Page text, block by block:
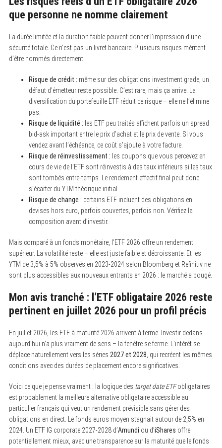
que personne ne nomme clairement
La durée limitée et la duration faible peuvent donner l’impression d’une
sécurité totale. Ce n’est pas un livret bancaire. Plusieurs risques méritent
d’être nommés directement.
Risque de crédit : même sur des obligations investment grade, un
défaut d’émetteur reste possible. C’est rare, mais ça arrive. La
diversification du portefeuille ETF réduit ce risque – elle ne l’élimine
pas.
Risque de liquidité : les ETF peu traités affichent parfois un spread
bid-ask important entre le prix d’achat et le prix de vente. Si vous
vendez avant l’échéance, ce coût s’ajoute à votre facture.
Risque de réinvestissement : les coupons que vous percevez en
cours de vie de l’ETF sont réinvestis à des taux inférieurs si les taux
sont tombés entre-temps. Le rendement effectif final peut donc
s’écarter du YTM théorique initial.
Risque de change : certains ETF incluent des obligations en
devises hors euro, parfois couvertes, parfois non. Vérifiez la
composition avant d’investir.
Mais comparé à un fonds monétaire, l’ETF 2026 offre un rendement
supérieur. La volatilité reste – elle est juste faible et décroissante. Et les
YTM de 3,5% à 5% observés en 2023-2024 selon Bloomberg et Refinitiv ne
sont plus accessibles aux nouveaux entrants en 2026 : le marché a bougé.
Mon avis tranché : l’ETF obligataire 2026 reste
pertinent en juillet 2026 pour un profil précis
En juillet 2026, les ETF à maturité 2026 arrivent à terme. Investir dedans
aujourd’hui n’a plus vraiment de sens – la fenêtre se ferme. L’intérêt se
déplace naturellement vers les séries 2027 et 2028 , qui recréent les mêmes
conditions avec des durées de placement encore significatives.
Voici ce que je pense vraiment : la logique des target date ETFobligataires
est probablement la meilleure alternative obligataire accessible au
particulier français qui veut un rendement prévisible sans gérer des
obligations en direct. Le fonds euros moyen stagnait autour de 2,5% en
2024. Un ETF IG corporate 2027-2028 d’Amundi ou d’iShares offre
potentiellement mieux, avec une transparence sur la maturité que le fonds